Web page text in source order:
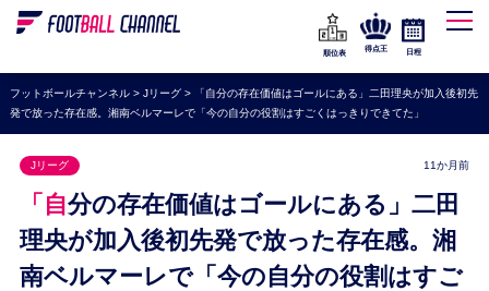
WEリーグ
海外サッカー
プレミアリーグ
セリエA
ブンデスリーガ
UEFA
順位表
得点王 日程
フットボールチャンネル> Jリーグ>
「自分の存在価値はゴールにある」二田理央が加入後初先
発で放った存在感。湘南ベルマーレで「今の自分の役割はすごくはっきりできてた」
Jリーグ 11か月前
「自分の存在価値はゴールにある」二田
理央が加入後初先発で放った存在感。湘
南ベルマーレで「今の自分の役割はすご